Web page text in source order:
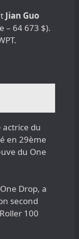
Jian Guo
– 64 673 $).
actrice du
en 29ème
du One
Drop, a
second
100